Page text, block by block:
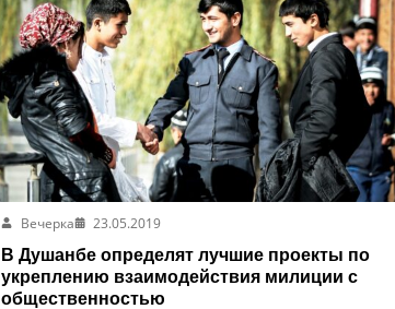
Вечерка
23.05.2019
В Душанбе определят лучшие проекты по
укреплению взаимодействия милиции с
общественностью